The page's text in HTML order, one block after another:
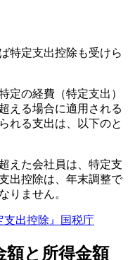
特定支出控除も受けら
定の経費（特定支出）
える場合に適用される
れる支出は、以下のと
えた会社員は、特定支
出控除は、年末調整で
りません。
支出控除』国税庁
額と所得金額